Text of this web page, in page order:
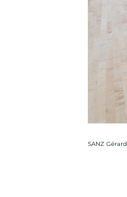
Crédit photo :
SANZ Gérard